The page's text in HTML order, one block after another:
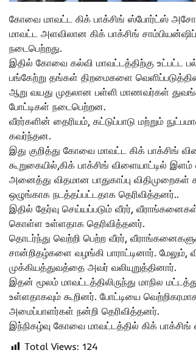
கோவை மாவட்ட கிக் பாக்சிங் ஸ்போர்ட்ஸ்
மாவட்ட அளவிலான கிக் பாக்சிங்
நடைபெற்றது.
இதில் கோவை கல்வி மாவட்டத்திற்கு உட்பட்ட
பங்கேற்று தங்கள் திறமைகளை
ஆறு வயது முதலான பள்ளி மாணவர்கள்
போட்டிகள் நடைபெற்றன.
வீரர்களின் தைரியம், கட்டுப்பாடு மற்றும்
கவர்ந்தன.
இது குறித்து கோவை மாவட்ட கிக் பாக்சிங்
கூறுகையில்,கிக் பாக்சிங் விளையாட்டில்
அனைத்து விதமான பாதுகாப்பு விதிமுறைகள்
ஒழுங்காக நடத்தப்பட்டதாக தெரிவித்தனர்..
இதில் தேர்வு செய்யப்படும் வீரர்,
கொள்ள உள்ளதாக தெரிவித்தனர்.
தொடர்ந்து வெற்றி பெற்ற வீரர்,
சான்றிதழ்களை வழங்கி பாராட்டினார். மேலும்,
முக்கியத்துவத்தை அவர் வலியுறுத்தினார்.
இதன் மூலம் மாவட்டத்திலிருந்து மாநில
உள்ளதாகவும் கூறினர். போட்டியை
அமைப்பாளர்கள் நன்றி தெரிவித்தனர்.
இந்நிகழ்வு கோவை மாவட்டத்தில் கிக் பாக்சிங்
Total Views: 124